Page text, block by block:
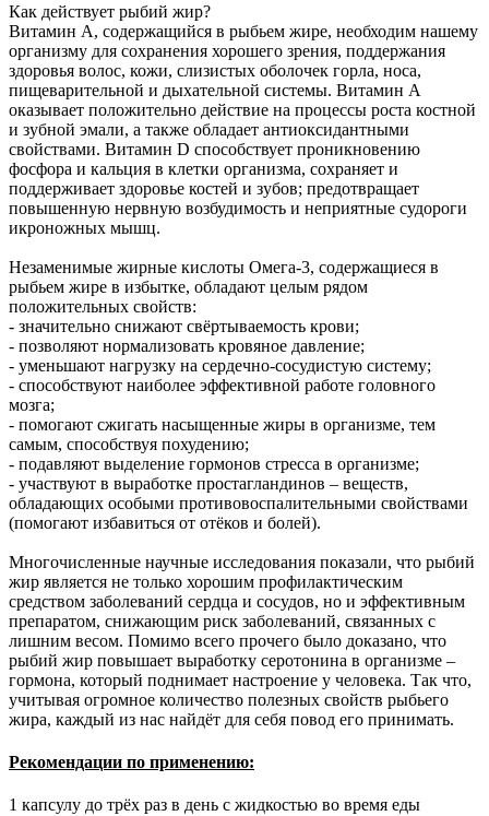
Как действует рыбий жир?
Витамин A, содержащийся в рыбьем жире, необходим нашему
организму для сохранения хорошего зрения, поддержания
здоровья волос, кожи, слизистых оболочек горла, носа,
пищеварительной и дыхательной системы. Витамин A
оказывает положительно действие на процессы роста костной
и зубной эмали, а также обладает антиоксидантными
свойствами. Витамин D способствует проникновению
фосфора и кальция в клетки организма, сохраняет и
поддерживает здоровье костей и зубов; предотвращает
повышенную нервную возбудимость и неприятные судороги
икроножных мышц.
Незаменимые жирные кислоты Омега-3, содержащиеся в
рыбьем жире в избытке, обладают целым рядом
положительных свойств:
- значительно снижают свёртываемость крови;
- позволяют нормализовать кровяное давление;
- уменьшают нагрузку на сердечно-сосудистую систему;
- способствуют наиболее эффективной работе головного
мозга;
- помогают сжигать насыщенные жиры в организме, тем
самым, способствуя похудению;
- подавляют выделение гормонов стресса в организме;
- участвуют в выработке простагландинов – веществ,
обладающих особыми противовоспалительными свойствами
(помогают избавиться от отёков и болей).
Многочисленные научные исследования показали, что рыбий
жир является не только хорошим профилактическим
средством заболеваний сердца и сосудов, но и эффективным
препаратом, снижающим риск заболеваний, связанных с
лишним весом. Помимо всего прочего было доказано, что
рыбий жир повышает выработку серотонина в организме –
гормона, который поднимает настроение у человека. Так что,
учитывая огромное количество полезных свойств рыбьего
жира, каждый из нас найдёт для себя повод его принимать.
Рекомендации по применению:
1 капсулу до трёх раз в день с жидкостью во время еды